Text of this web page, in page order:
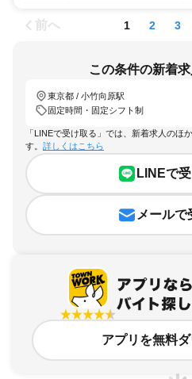
前へ 1 2 3
この条件の新着
東京都 / 小竹向原駅
固定時間・固定シフト制
「LINEで受け取る」では、新着求人のほ
す。 詳しくはこちら
LINEで
メールで
アプリを無料